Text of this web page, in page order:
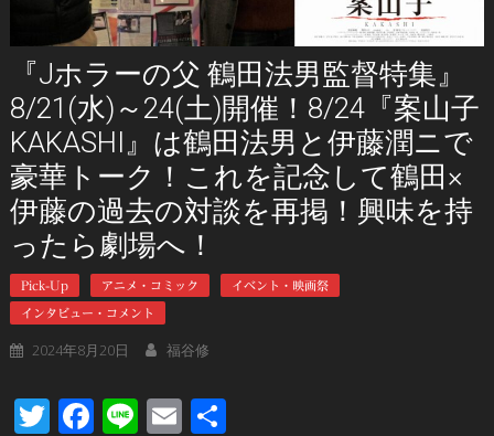
『Jホラーの父 鶴田法男監督特集』
8/21(水)～24(土)開催！8/24『案山子
KAKASHI』は鶴田法男と伊藤潤ニで
豪華トーク！これを記念して鶴田×
伊藤の過去の対談を再掲！興味を持
ったら劇場へ！
Pick-Up アニメ・コミック イベント・映画祭
インタビュー・コメント
2024年8月20日 福谷修
Twitter
Facebook
LineEmail